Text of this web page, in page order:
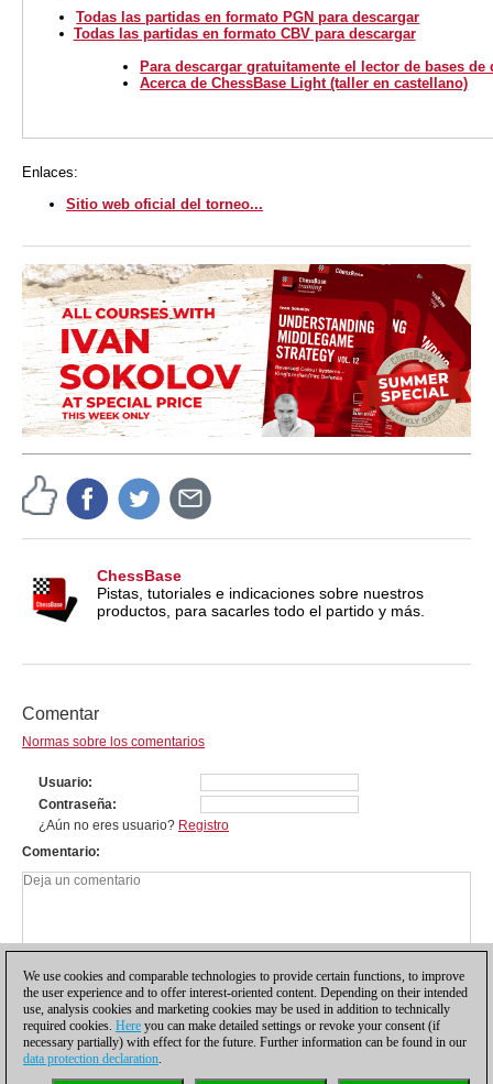
Todas las partidas en formato PGN para descargar
Todas las partidas en formato CBV para descargar
Para descargar gratuitamente el lector de bases de
Acerca de ChessBase Light (taller en castellano)
Enlaces:
Sitio web oficial del torneo...
ChessBase
Pistas, tutoriales e indicaciones sobre nuestros
productos, para sacarles todo el partido y más.
Comentar
Normas sobre los comentarios
Usuario
Contraseña
¿Aún no eres usuario? Registro
Comentario
We use cookies and comparable technologies to provide certain functions, to improve
the user experience and to offer interest-oriented content. Depending on their intended
use, analysis cookies and marketing cookies may be used in addition to technically
required cookies. Here you can make detailed settings or revoke your consent (if
necessary partially) with effect for the future. Further information can be found in our
data protection declaration.